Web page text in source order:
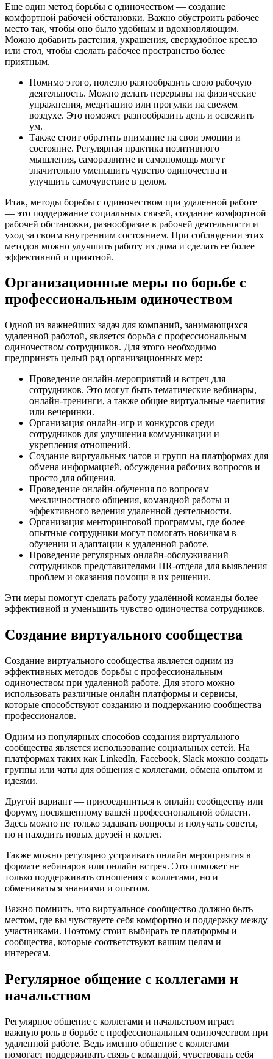
Еще один метод борьбы с одиночеством — создание
комфортной рабочей обстановки. Важно обустроить рабочее
место так, чтобы оно было удобным и вдохновляющим.
Можно добавить растения, украшения, сверхудобное кресло
или стол, чтобы сделать рабочее пространство более
приятным.
Помимо этого, полезно разнообразить свою рабочую
деятельность. Можно делать перерывы на физические
упражнения, медитацию или прогулки на свежем
воздухе. Это поможет разнообразить день и освежить
ум.
Также стоит обратить внимание на свои эмоции и
состояние. Регулярная практика позитивного
мышления, саморазвитие и самопомощь могут
значительно уменьшить чувство одиночества и
улучшить самочувствие в целом.
Итак, методы борьбы с одиночеством при удаленной работе
— это поддержание социальных связей, создание комфортной
рабочей обстановки, разнообразие в рабочей деятельности и
уход за своим внутренним состоянием. При соблюдении этих
методов можно улучшить работу из дома и сделать ее более
эффективной и приятной.
Организационные меры по борьбе с
профессиональным одиночеством
Одной из важнейших задач для компаний, занимающихся
удаленной работой, является борьба с профессиональным
одиночеством сотрудников. Для этого необходимо
предпринять целый ряд организационных мер:
Проведение онлайн-мероприятий и встреч для
сотрудников. Это могут быть тематические вебинары,
онлайн-тренинги, а также общие виртуальные чаепития
или вечеринки.
Организация онлайн-игр и конкурсов среди
сотрудников для улучшения коммуникации и
укрепления отношений.
Создание виртуальных чатов и групп на платформах для
обмена информацией, обсуждения рабочих вопросов и
просто для общения.
Проведение онлайн-обучения по вопросам
межличностного общения, командной работы и
эффективного ведения удаленной деятельности.
Организация менторинговой программы, где более
опытные сотрудники могут помогать новичкам в
обучении и адаптации к удаленной работе.
Проведение регулярных онлайн-обслуживаний
сотрудников представителями HR-отдела для выявления
проблем и оказания помощи в их решении.
Эти меры помогут сделать работу удалённой команды более
эффективной и уменьшить чувство одиночества сотрудников.
Создание виртуального сообщества
Создание виртуального сообщества является одним из
эффективных методов борьбы с профессиональным
одиночеством при удаленной работе. Для этого можно
использовать различные онлайн платформы и сервисы,
которые способствуют созданию и поддержанию сообщества
профессионалов.
Одним из популярных способов создания виртуального
сообщества является использование социальных сетей. На
платформах таких как LinkedIn, Facebook, Slack можно создать
группы или чаты для общения с коллегами, обмена опытом и
идеями.
Другой вариант — присоединиться к онлайн сообществу или
форуму, посвященному вашей профессиональной области.
Здесь можно не только задавать вопросы и получать советы,
но и находить новых друзей и коллег.
Также можно регулярно устраивать онлайн мероприятия в
формате вебинаров или онлайн встреч. Это поможет не
только поддерживать отношения с коллегами, но и
обмениваться знаниями и опытом.
Важно помнить, что виртуальное сообщество должно быть
местом, где вы чувствуете себя комфортно и поддержку между
участниками. Поэтому стоит выбирать те платформы и
сообщества, которые соответствуют вашим целям и
интересам.
Регулярное общение с коллегами и
начальством
Регулярное общение с коллегами и начальством играет
важную роль в борьбе с профессиональным одиночеством при
удаленной работе. Ведь именно общение с коллегами
помогает поддерживать связь с командой, чувствовать себя